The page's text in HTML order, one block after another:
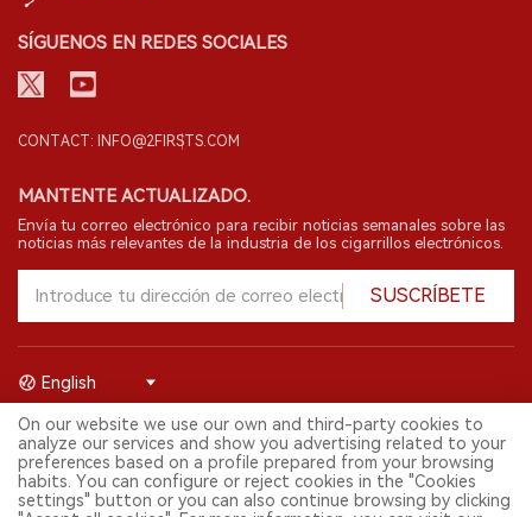
SÍGUENOS EN REDES SOCIALES
CONTACT: INFO@2FIRSTS.COM
MANTENTE ACTUALIZADO.
Envía tu correo electrónico para recibir noticias semanales sobre las
noticias más relevantes de la industria de los cigarrillos electrónicos.
SUSCRÍBETE
© 2026 Shenzhen 2FIRSTS Technology Co.,Ltd. Todos los derechos
reservados.
2FIRSTS solo es accesible para profesionales de la industria,
investigadores, medios y otros profesionales. El acceso por menores
está prohibido.
English
On our website we use our own and third-party cookies to
analyze our services and show you advertising related to your
preferences based on a profile prepared from your browsing
habits. You can configure or reject cookies in the "Cookies
settings" button or you can also continue browsing by clicking